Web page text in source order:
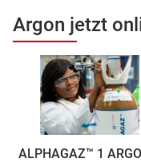
Argon jetzt
ALPHAGAZ™ 1